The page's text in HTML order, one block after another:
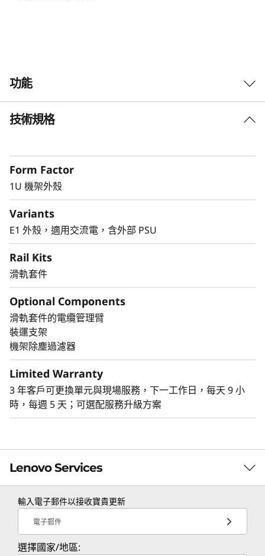
功能
密集型 1U 機架安裝解決方案
安全有保障
E1 外殼支援裝運支架和機架除塵過濾器，以收集
SE350 其他適用的安裝解決方案
SE350 有多種安裝方法。 請閱讀 Lenovo Press 產
品指南以瞭解其他安裝解決方案。
E2 外殼 (短深度外殼)
桌面安裝
壁式安裝
天花板安裝
DIN 安裝
技術規格
Form Factor
1U 機架外殼
Variants
E1 外殼，適用交流電，含外部 PSU
Rail Kits
滑軌套件
Optional Components
滑軌套件的電纜管理臂
裝運支架
機架除塵過濾器
Limited Warranty
3 年客戶可更換單元與現場服務，下一工作日，每天 9 小
時，每週 5 天；可選配服務升級方案
Lenovo Services
TruScale Services
Leverage real-time monitoring, 24x7 incident response,
and problem resolution, all through a single point of
輸入電子郵件以接收寶貴更新
電子郵件
選擇國家/地區: